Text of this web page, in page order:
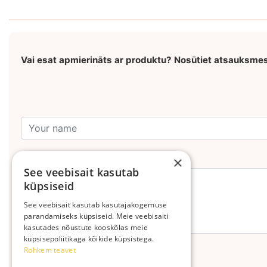
Vai esat apmierināts ar produktu? Nosūtiet
Send
×
See veebisait kasutab
küpsiseid
See veebisait kasutab kasutajakogemuse
parandamiseks küpsiseid. Meie veebisaiti
kasutades nõustute kooskõlas meie
küpsisepoliitikaga kõikide küpsistega.
Rohkem teavet